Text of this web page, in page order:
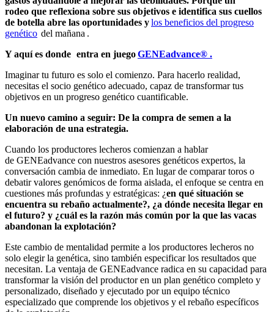
rodeo que reflexiona sobre sus objetivos e identifica sus cuellos
de botella abre las oportunidades ylos beneficios del progreso
genético del mañana .
Y aquí es donde entra en juegoGENEadvance® .
Imaginar tu futuro es solo el comienzo. Para hacerlo realidad,
necesitas el socio genético adecuado, capaz de transformar tus
objetivos en un progreso genético cuantificable.
Un nuevo camino a seguir: De la compra de semen a la
elaboración de una estrategia.
Cuando los productores lecheros comienzan a hablar
de GENEadvance con nuestros asesores genéticos expertos, la
conversación cambia de inmediato. En lugar de comparar toros o
debatir valores genómicos de forma aislada, el enfoque se centra en
cuestiones más profundas y estratégicas: ¿en qué situación se
encuentra su rebaño actualmente?, ¿a dónde necesita llegar en
el futuro? y ¿cuál es la razón más común por la que las vacas
abandonan la explotación?
Este cambio de mentalidad permite a los productores lecheros no
solo elegir la genética, sino también especificar los resultados que
necesitan. La ventaja de GENEadvance radica en su capacidad para
transformar la visión del productor en un plan genético completo y
personalizado, diseñado y ejecutado por un equipo técnico
especializado que comprende los objetivos y el rebaño específicos